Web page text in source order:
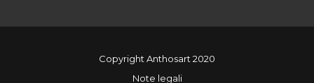
Copyright Anthosart 2020
Note legali